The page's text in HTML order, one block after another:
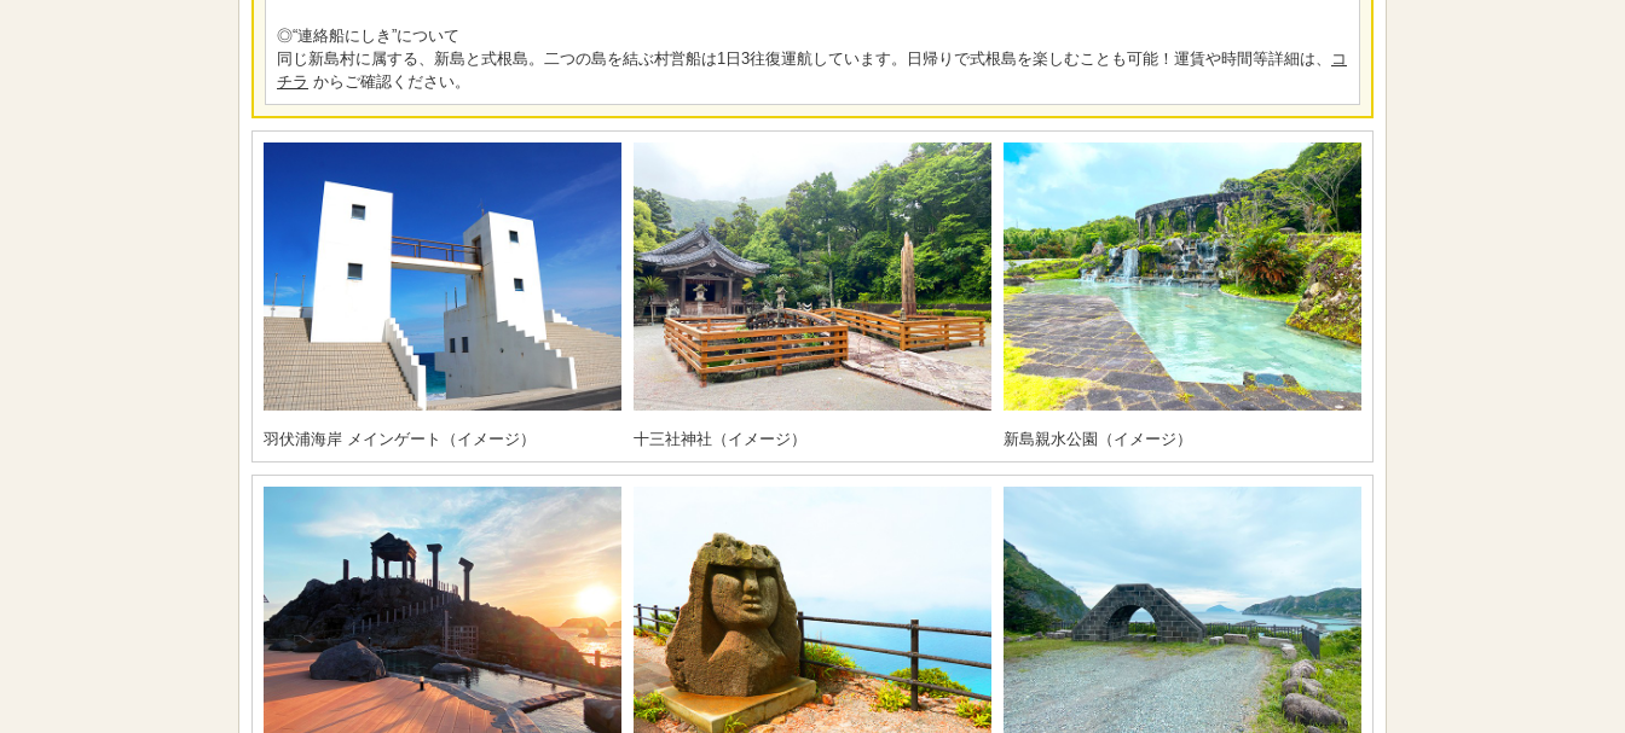
◎“連絡船にしき”について
同じ新島村に属する、新島と式根島。二つの島を結ぶ村営船は1日3往復運航しています。日帰りで式根島を楽しむことも可能！運賃や時間等詳細は、
コ
チラ からご確認ください。
羽伏浦海岸 メインゲート（イメージ） 十三社神社（イメージ） 新島親水公園（イメージ）